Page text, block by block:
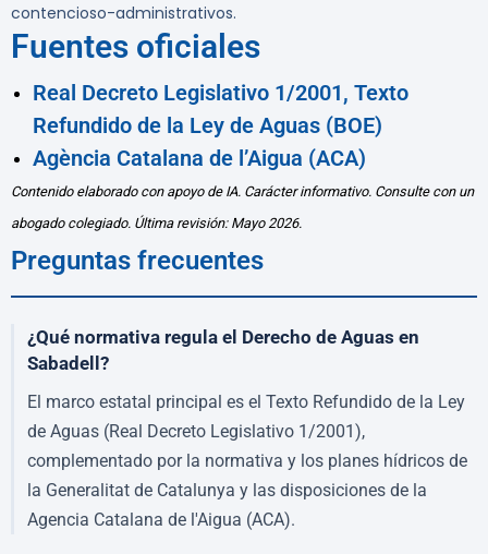
contencioso-administrativos.
Fuentes oficiales
Real Decreto Legislativo 1/2001, Texto
Refundido de la Ley de Aguas (BOE)
Agència Catalana de l’Aigua (ACA)
Contenido elaborado con apoyo de IA. Carácter informativo. Consulte con un
abogado colegiado. Última revisión: Mayo 2026.
Preguntas frecuentes
¿Qué normativa regula el Derecho de Aguas en
Sabadell?
El marco estatal principal es el Texto Refundido de la Ley
de Aguas (Real Decreto Legislativo 1/2001),
complementado por la normativa y los planes hídricos de
la Generalitat de Catalunya y las disposiciones de la
Agencia Catalana de l'Aigua (ACA).